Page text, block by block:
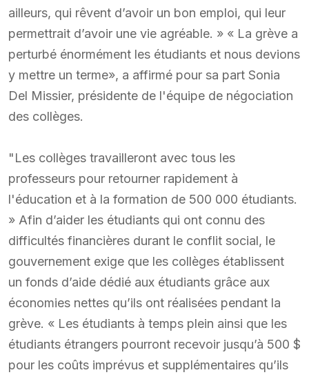
ailleurs, qui rêvent d’avoir un bon emploi, qui leur
permettrait d’avoir une vie agréable. » « La grève a
perturbé énormément les étudiants et nous devions
y mettre un terme», a affirmé pour sa part Sonia
Del Missier, présidente de l'équipe de négociation
des collèges.
"Les collèges travailleront avec tous les
professeurs pour retourner rapidement à
l'éducation et à la formation de 500 000 étudiants.
» Afin d’aider les étudiants qui ont connu des
difficultés financières durant le conflit social, le
gouvernement exige que les collèges établissent
un fonds d’aide dédié aux étudiants grâce aux
économies nettes qu’ils ont réalisées pendant la
grève. « Les étudiants à temps plein ainsi que les
étudiants étrangers pourront recevoir jusqu’à 500 $
pour les coûts imprévus et supplémentaires qu’ils